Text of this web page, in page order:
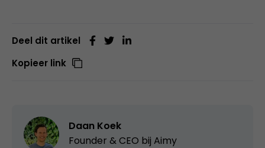
Deel dit artikel
Kopieer link
Daan Koek
Founder & CEO bij Aimy